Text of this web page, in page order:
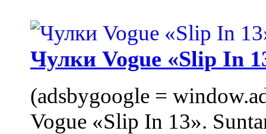
Чулки Vogue «Slip In
(adsbygoogle =
Vogue «Slip In 13».